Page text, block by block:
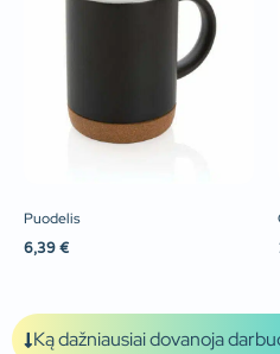
Puodelis
6,39 €
Ką dažniausiai dovanoja